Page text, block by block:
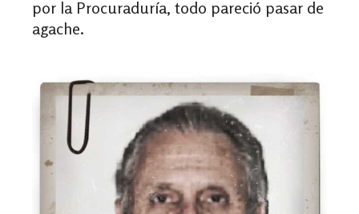
por la Procuraduría, todo pareció pasar de
agache.